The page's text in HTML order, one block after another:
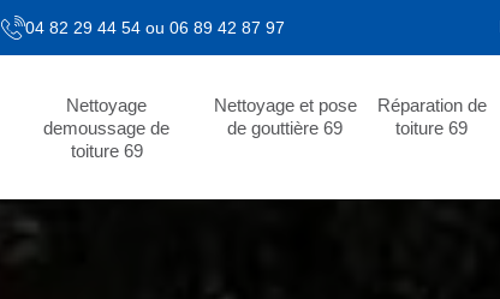
04 82 29 44 54 ou 06 89 42 87 97
Nettoyage
demoussage de
toiture 69
Nettoyage et pose
de gouttière 69
Réparation de
toiture 69